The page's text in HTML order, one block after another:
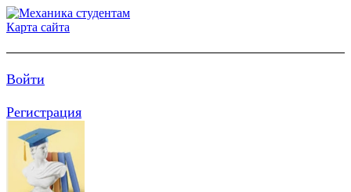
Карта сайта
Войти
Регистрация